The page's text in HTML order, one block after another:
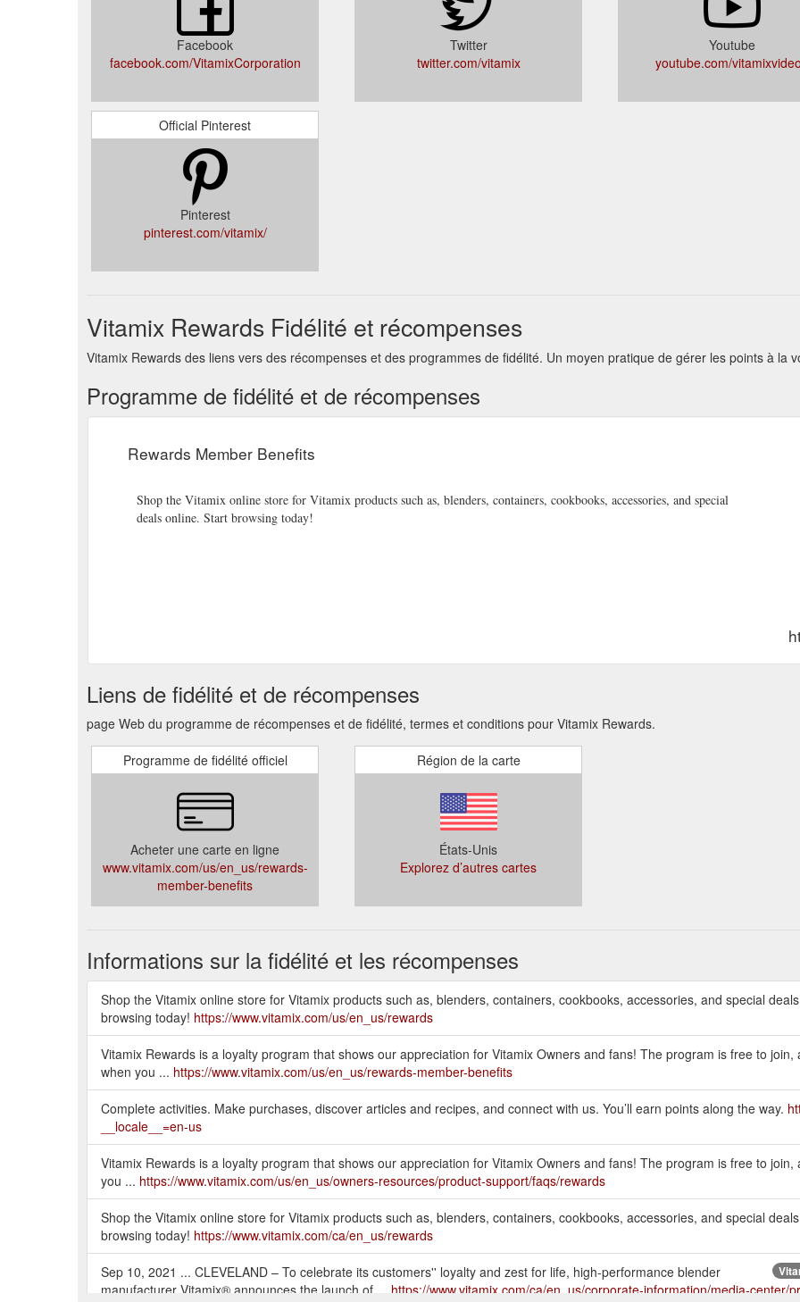
Facebook
facebook.com/VitamixCorporation
Twitter
twitter.com/vitamix
Youtube
youtube.com/
Official Pinterest
Pinterest
pinterest.com/vitamix/
Vitamix Rewards Fidélité et récompenses
Vitamix Rewards des liens vers des récompenses et des programmes de fidélité. Un moyen pratique de gérer les points à la
Programme de fidélité et de récompenses
Rewards Member Benefits
Shop the Vitamix online store for Vitamix products such as, blenders, containers, cookbooks, accessories, and special
deals online. Start browsing today!
Liens de fidélité et de récompenses
page Web du programme de récompenses et de fidélité, termes et conditions pour Vitamix Rewards.
Programme de fidélité officiel
Acheter une carte en ligne
www.vitamix.com/us/en_us/rewards-
member-benefits
Région de la carte
États-Unis
Explorez d’autres cartes
Informations sur la fidélité et les récompenses
Shop the Vitamix online store for Vitamix products such as, blenders, containers, cookbooks, accessories, and special
browsing today! https://www.vitamix.com/us/en_us/rewards
Vitamix Rewards is a loyalty program that shows our appreciation for Vitamix Owners and fans! The program is free to
when you ... https://www.vitamix.com/us/en_us/rewards-member-benefits
Complete activities. Make purchases, discover articles and recipes, and connect with us. You’ll earn points along the way.
__locale__=en-us
Vitamix Rewards is a loyalty program that shows our appreciation for Vitamix Owners and fans! The program is free to
you ... https://www.vitamix.com/us/en_us/owners-resources/product-support/faqs/rewards
Shop the Vitamix online store for Vitamix products such as, blenders, containers, cookbooks, accessories, and special
browsing today! https://www.vitamix.com/ca/en_us/rewards
Sep 10, 2021 ... CLEVELAND – To celebrate its customers'' loyalty and zest for life, high-performance blender
manufacturer Vitamix® announces the launch of ... https://www.vitamix.com/ca/en_us/corporate-information/media-